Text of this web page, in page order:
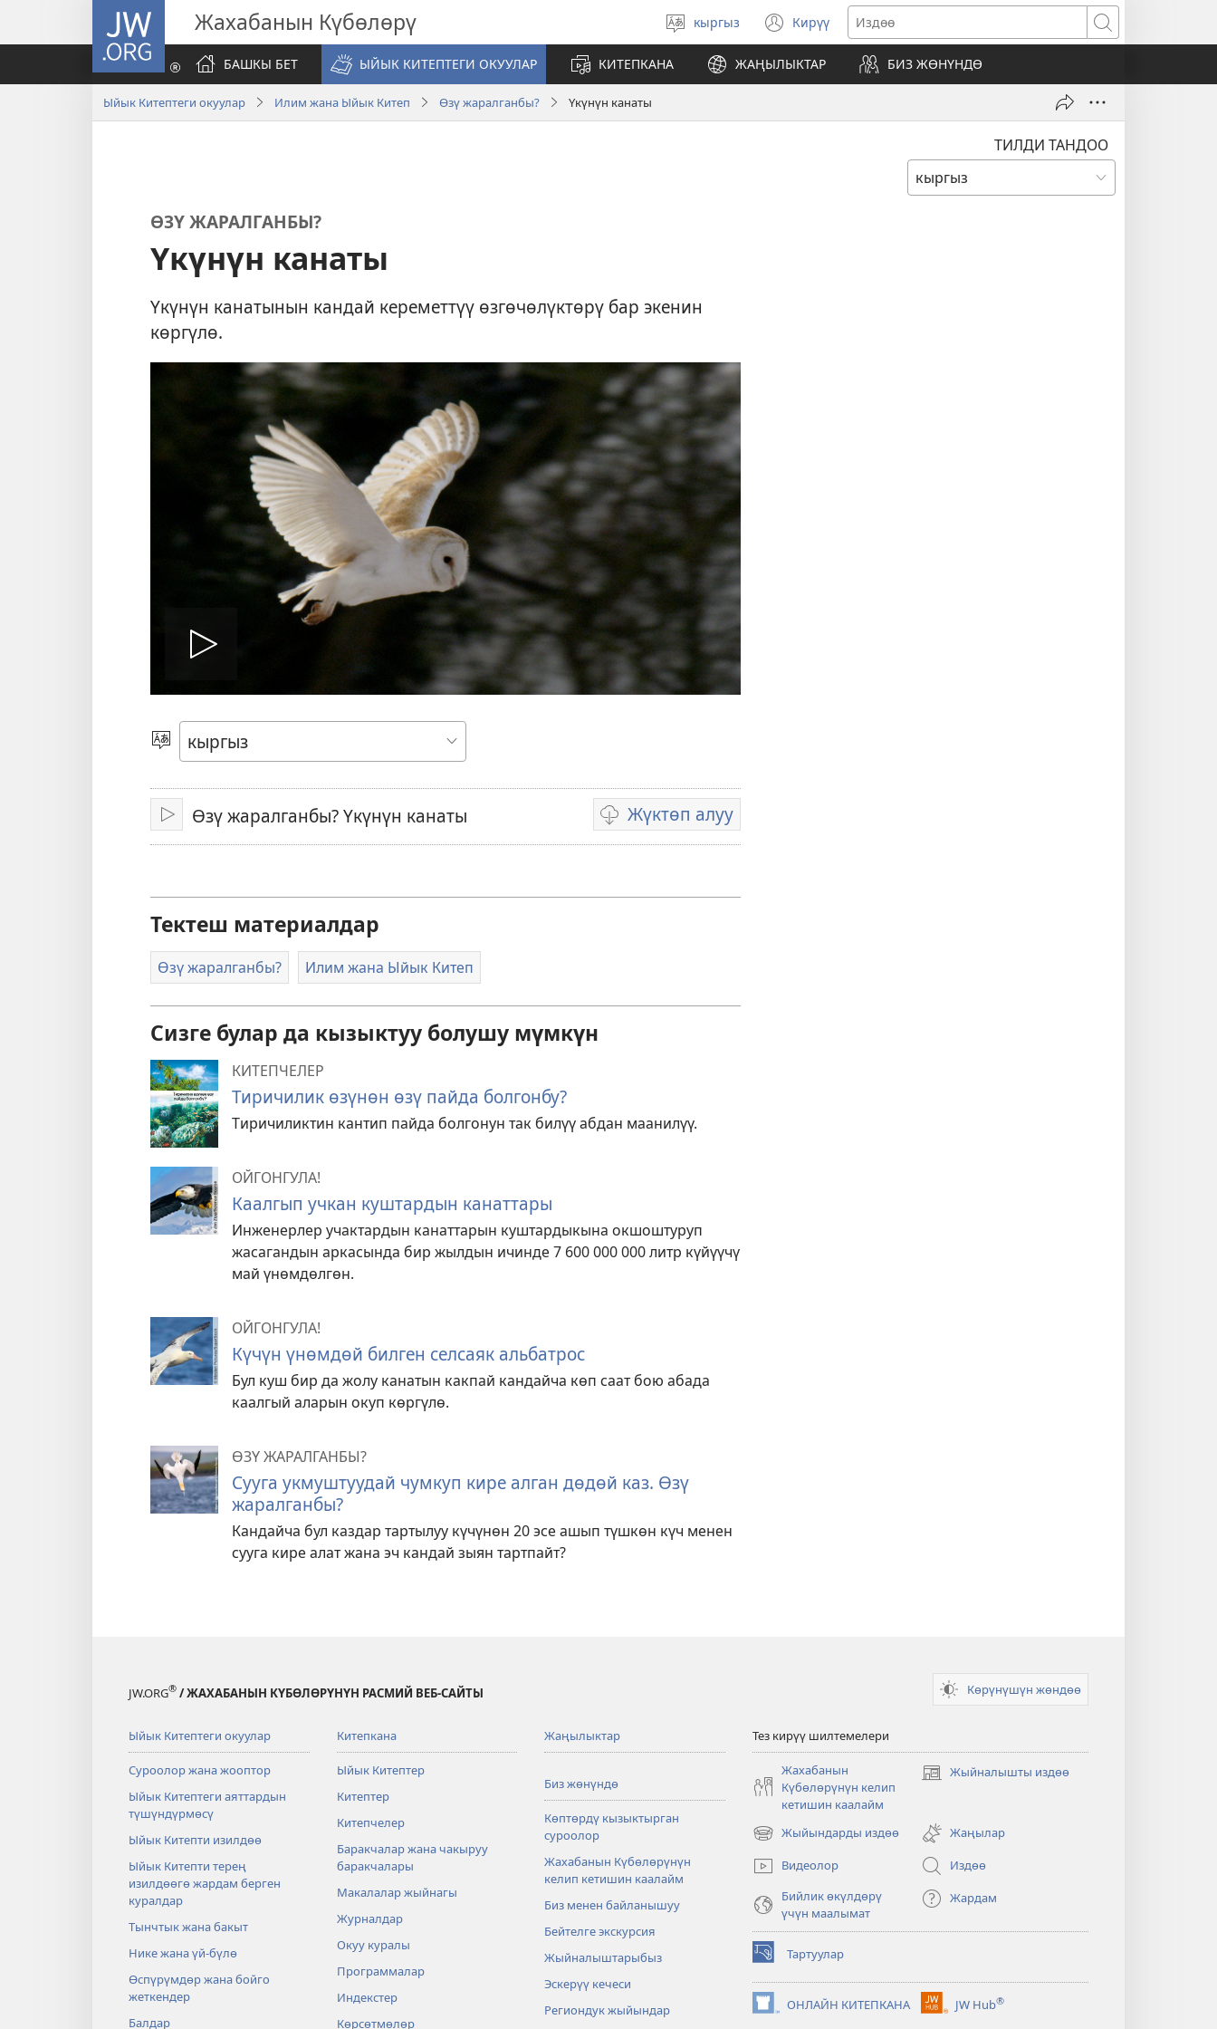
JW.ORG Жахабанын Күбөлөрү
Тилди
тандаңыз
кыргыз Кирүү
(жаңы
терезе
ачат)
Издөө
БАШКЫ БЕТ
ЫЙЫК КИТЕПТЕГИ ОКУУЛАР КИТЕПКАНА ЖАҢЫЛЫКТАР БИЗ ЖӨНҮНДӨ
Ыйык Китептеги окуулар Илим жана Ыйык Китеп Өзү жаралганбы? Үкүнүн канаты
ТИЛДИ ТАНДОО
ӨЗҮ ЖАРАЛГАНБЫ?
Үкүнүн канаты
Үкүнүн канатынын кандай кереметтүү өзгөчөлүктөрү бар экенин
көргүлө.
Видеону
ойнотуу
Тилди
тандаңыз
Ойнотуу
Өзү жаралганбы? Үкүнүн канаты Жүктөп алуу
Видеону
жүктөп
форматтары
Тектеш материалдар
Өзү жаралганбы? Илим жана Ыйык Китеп
Сизге булар да кызыктуу болушу мүмкүн
КИТЕПЧЕЛЕР
Тиричилик өзүнөн өзү пайда болгонбу?
Тиричиликтин кантип пайда болгонун так билүү абдан маанилүү.
ОЙГОНГУЛА!
Каалгып учкан куштардын канаттары
Инженерлер учактардын канаттарын куштардыкына окшоштуруп
жасагандын аркасында бир жылдын ичинде 7 600 000 000 литр күйүүчү
май үнөмдөлгөн.
ОЙГОНГУЛА!
Күчүн үнөмдөй билген селсаяк альбатрос
Бул куш бир да жолу канатын какпай кандайча көп саат бою абада
каалгый аларын окуп көргүлө.
ӨЗҮ ЖАРАЛГАНБЫ?
Сууга укмуштуудай чумкуп кире алган дөдөй каз. Өзү
жаралганбы?
Кандайча бул каздар тартылуу күчүнөн 20 эсе ашып түшкөн күч менен
сууга кире алат жана эч кандай зыян тартпайт?
JW.ORG® / ЖАХАБАНЫН КҮБӨЛӨРҮНҮН РАСМИЙ ВЕБ-САЙТЫ Көрүнүшүн жөндөө
Ыйык Китептеги окуулар
Суроолор жана жооптор
Ыйык Китептеги аяттардын
түшүндүрмөсү
Ыйык Китепти изилдөө
Ыйык Китепти терең
изилдөөгө жардам берген
куралдар
Тынчтык жана бакыт
Нике жана үй-бүлө
Өспүрүмдөр жана бойго
жеткендер
Балдар
Китепкана
Ыйык Китептер
Китептер
Китепчелер
Баракчалар жана чакыруу
баракчалары
Макалалар жыйнагы
Журналдар
Окуу куралы
Программалар
Индекстер
Көрсөтмөлөр
Жаңылыктар
Биз жөнүндө
Көптөрдү кызыктырган
суроолор
Жахабанын Күбөлөрүнүн
келип кетишин каалайм
Биз менен байланышуу
Бейтелге экскурсия
Жыйналыштарыбыз
Эскерүү кечеси
Региондук жыйындар
Тез кирүү шилтемелери
Жахабанын
Күбөлөрүнүн келип
кетишин каалайм
Жыйналышты издөө
(жаңы
Жыйындарды издөө
(жаңы
терезе
ачат)
Жаңылар
Видеолор
Издөө
Бийлик өкүлдөрү
үчүн маалымат
Жардам
Тартуулар
(жаңы
терезе
ачат)
ОНЛАЙН КИТЕПКАНА
(жаңы
JW Hub®
(жаңы